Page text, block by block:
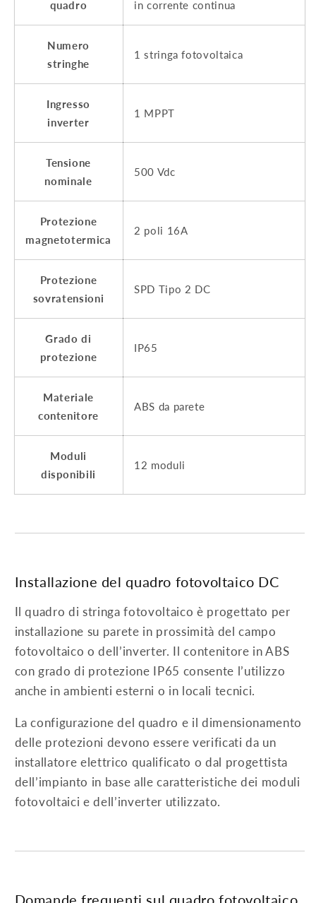
quadro in corrente continua
Numero
stringhe
1 stringa fotovoltaica
Ingresso
inverter
1 MPPT
Tensione
nominale
500 Vdc
Protezione
magnetotermica
2 poli 16A
Protezione
sovratensioni
SPD Tipo 2 DC
Grado di
protezione
IP65
Materiale
contenitore
ABS da parete
Moduli
disponibili
12 moduli
Installazione del quadro fotovoltaico DC
Il quadro di stringa fotovoltaico è progettato per
installazione su parete in prossimità del campo
fotovoltaico o dell’inverter. Il contenitore in ABS
con grado di protezione IP65 consente l’utilizzo
anche in ambienti esterni o in locali tecnici.
La configurazione del quadro e il dimensionamento
delle protezioni devono essere verificati da un
installatore elettrico qualificato o dal progettista
dell’impianto in base alle caratteristiche dei moduli
fotovoltaici e dell’inverter utilizzato.
Domande frequenti sul quadro fotovoltaico